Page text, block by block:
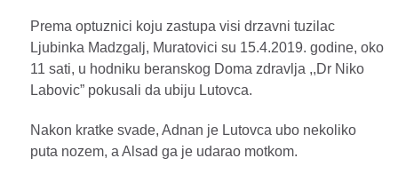
Prema optuznici koju zastupa visi drzavni tuzilac
Ljubinka Madzgalj, Muratovici su 15.4.2019. godine, oko
11 sati, u hodniku beranskog Doma zdravlja ,,Dr Niko
Labovic” pokusali da ubiju Lutovca.
Nakon kratke svade, Adnan je Lutovca ubo nekoliko
puta nozem, a Alsad ga je udarao motkom.